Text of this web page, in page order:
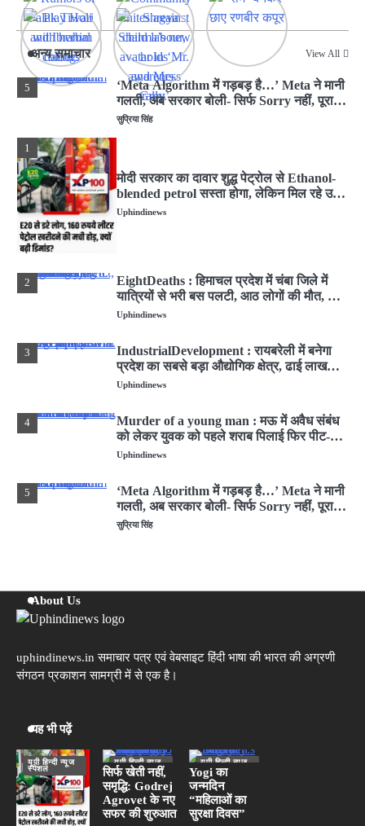
अन्य समाचार View All
4
Murder of a young man : मऊ में अवैध संबंध
को लेकर युवक को पहले शराब पिलाई फिर पीट-
पीटकर मार डाला
Uphindinews
5
‘Meta Algorithm में गड़बड़ है…’ Meta ने मानी
गलती, अब सरकार बोली- सिर्फ Sorry नहीं, पूरा
हिसाब दो
सुप्रिया सिंह
1
मोदी सरकार का दावार शुद्ध पेट्रोल से Ethanol-
blended petrol सस्ता होगा, लेकिन मिल रहे उसी
दाम में
Uphindinews
2
EightDeaths : हिमाचल प्रदेश में चंबा जिले में
यात्रियों से भरी बस पलटी, आठ लोगों की मौत, कई
घायल
Uphindinews
3
IndustrialDevelopment : रायबरेली में बनेगा
प्रदेश का सबसे बड़ा औद्योगिक क्षेत्र, ढाई लाख
लोगों को मिलेगी
Uphindinews
4
Murder of a young man : मऊ में अवैध संबंध
को लेकर युवक को पहले शराब पिलाई फिर पीट-
पीटकर मार डाला
Uphindinews
5
‘Meta Algorithm में गड़बड़ है…’ Meta ने मानी
गलती, अब सरकार बोली- सिर्फ Sorry नहीं, पूरा
हिसाब दो
सुप्रिया सिंह
About Us
uphindinews.in समाचार पत्र एवं वेबसाइट हिंदी भाषा की भारत की अग्रणी
संगठन प्रकाशन सामग्री में से एक है।
यह भी पढ़ें
यूपी हिन्दी न्यूज
स्पेशल
यूपी हिन्दी न्यूज
स्पेशल
सिर्फ खेती नहीं,
समृद्धि: Godrej
Agrovet के नए
सफर की शुरुआत
यूपी हिन्दी न्यूज
स्पेशल
लखनऊ
Yogi का
जन्मदिन
“महिलाओं का
सुरक्षा दिवस”